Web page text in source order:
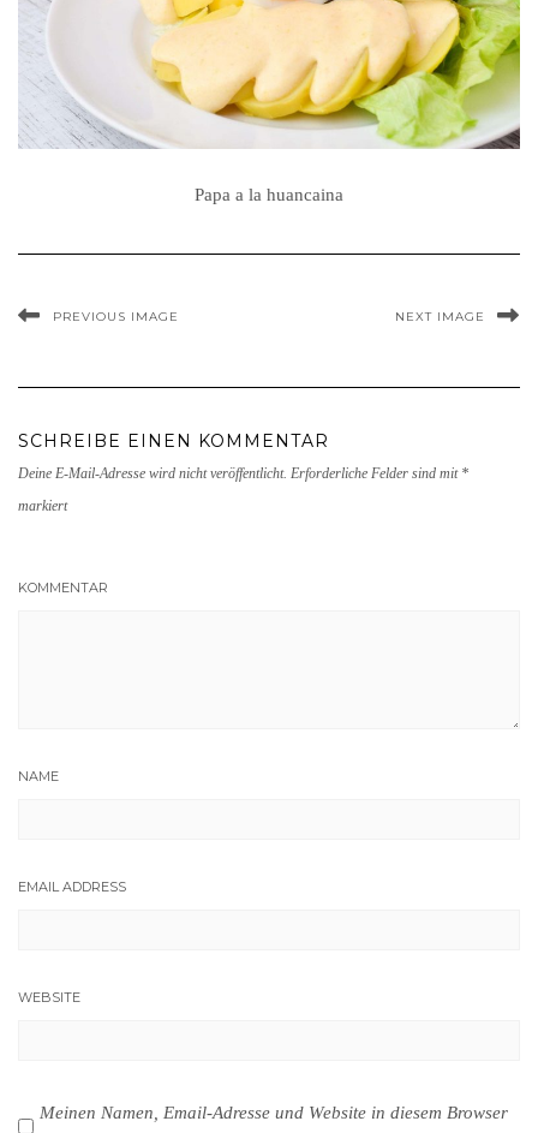
Papa a la huancaina
PREVIOUS IMAGE NEXT IMAGE
SCHREIBE EINEN KOMMENTAR
Deine E-Mail-Adresse wird nicht veröffentlicht. Erforderliche Felder sind mit *
markiert
KOMMENTAR
NAME
EMAIL ADDRESS
WEBSITE
Meinen Namen, Email-Adresse und Website in diesem Browser